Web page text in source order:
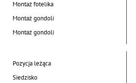
Montaż fotelika
Montaż gondoli
Montaż gondoli
Pozycja leżąca
Siedzisko